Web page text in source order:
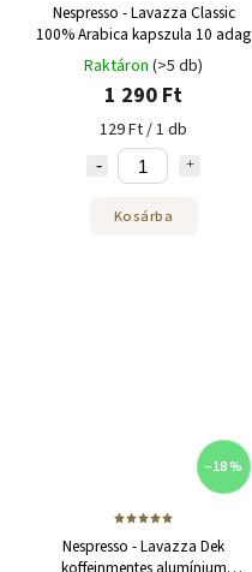
Nespresso - Lavazza Classic
100% Arabica kapszula 10 adag
Raktáron (>5 db)
1 290 Ft
129 Ft / 1 db
Kosárba
–18 %
Nespresso - Lavazza Dek